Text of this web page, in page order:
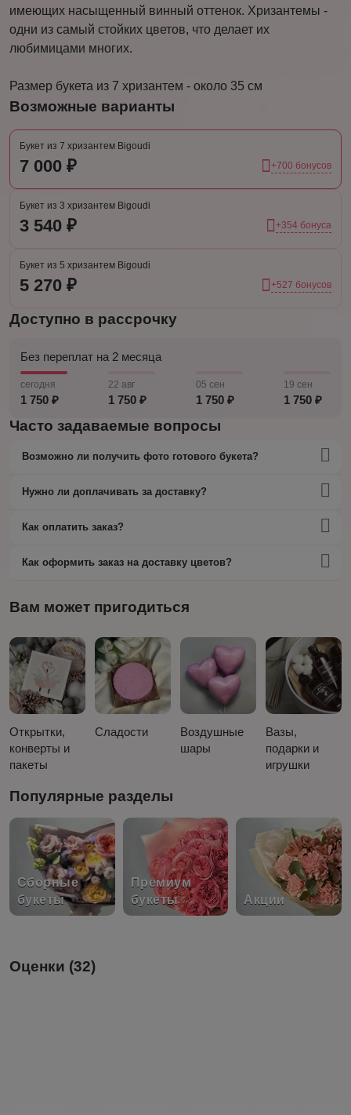
имеющих насыщенный винный оттенок. Хризантемы -
одни из самый стойких цветов, что делает их
любимицами многих.
Размер букета из 7 хризантем - около 35 см
Возможные варианты
Букет из 7 хризантем Bigoudi
7 000 ₽ +700 бонусов
Букет из 3 хризантем Bigoudi
3 540 ₽ +354 бонуса
Букет из 5 хризантем Bigoudi
5 270 ₽ +527 бонусов
Доступно в рассрочку
Без переплат на 2 месяца
сегодня
1 750 ₽
22 авг
1 750 ₽
05 сен
1 750 ₽
19 сен
1 750 ₽
Часто задаваемые вопросы
Возможно ли получить фото готового букета?
Нужно ли доплачивать за доставку?
Как оплатить заказ?
Как оформить заказ на доставку цветов?
Вам может пригодиться
Открытки,
конверты и
пакеты
Сладости
Воздушные
шары
Вазы,
подарки и
игрушки
Популярные разделы
Сборные
букеты
Премиум
букеты
Акции
Оценки (32)